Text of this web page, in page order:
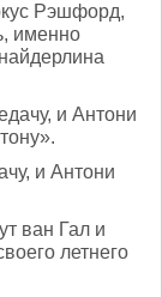
Рэшфорд,
именно
и Антони
ван Гал и
летнего